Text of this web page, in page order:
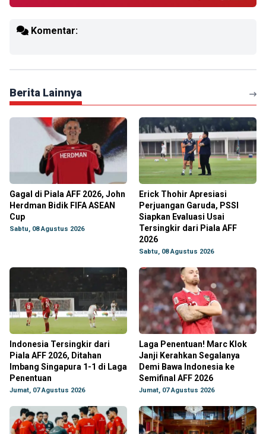
Komentar:
Berita Lainnya
Gagal di Piala AFF 2026, John
Herdman Bidik FIFA ASEAN
Cup
Sabtu, 08 Agustus 2026
Erick Thohir Apresiasi
Perjuangan Garuda, PSSI
Siapkan Evaluasi Usai
Tersingkir dari Piala AFF
2026
Sabtu, 08 Agustus 2026
Indonesia Tersingkir dari
Piala AFF 2026, Ditahan
Imbang Singapura 1-1 di Laga
Penentuan
Jumat, 07 Agustus 2026
Laga Penentuan! Marc Klok
Janji Kerahkan Segalanya
Demi Bawa Indonesia ke
Semifinal AFF 2026
Jumat, 07 Agustus 2026